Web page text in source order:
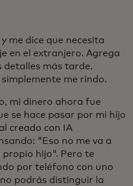
me dice que necesita
en el extranjero. Agrega
detalles más tarde.
me rindo.
mi dinero ahora fue
se hace pasar por mi hijo
creado con IA
"Eso no me va a
propio hijo". Pero te
por teléfono con uno
podrás distinguir la